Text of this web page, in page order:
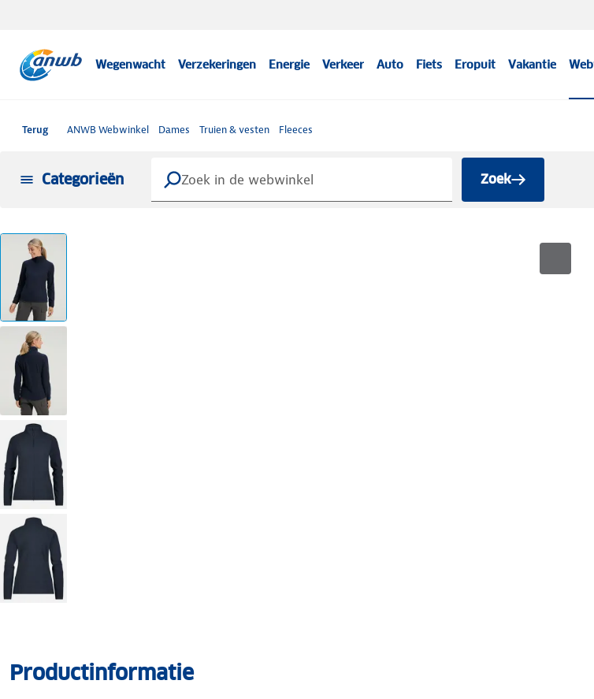
Wegenwacht Verzekeringen Energie Verkeer Auto Fiets Eropuit Vakantie
Terug ANWB Webwinkel Dames Truien & vesten Fleeces
Categorieën Zoek
Productinformatie